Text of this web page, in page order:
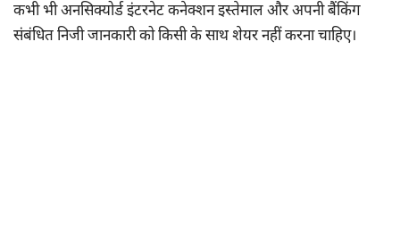
कभी भी अनसिक्योर्ड इंटरनेट कनेक्शन इस्तेमाल और अपनी बैंकिंग
संबंधित निजी जानकारी को किसी के साथ शेयर नहीं करना चाहिए।